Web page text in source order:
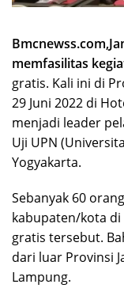
memfasilitas
gratis. Kali ini di
29 Juni 2022 di
menjadi leader
Uji UPN
Yogyakarta.
Sebanyak 60
kabupaten/kota di
gratis tersebut.
dari luar Provinsi
Lampung.